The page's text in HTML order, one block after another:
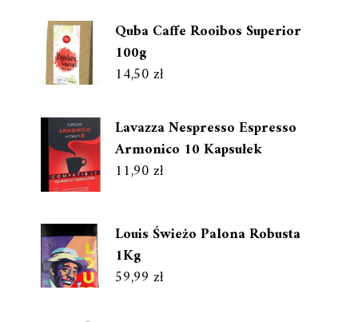
Quba Caffe Rooibos Superior
100g
14,50zł
Lavazza Nespresso Espresso
Armonico 10 Kapsułek
11,90zł
Louis Świeżo Palona Robusta
1Kg
59,99 zł